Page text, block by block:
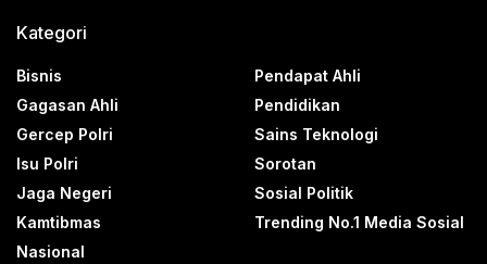
Kategori
Bisnis
Gagasan Ahli
Gercep Polri
Isu Polri
Jaga Negeri
Kamtibmas
Nasional
Pendapat Ahli
Pendidikan
Sains Teknologi
Sorotan
Sosial Politik
Trending No.1 Media Sosial